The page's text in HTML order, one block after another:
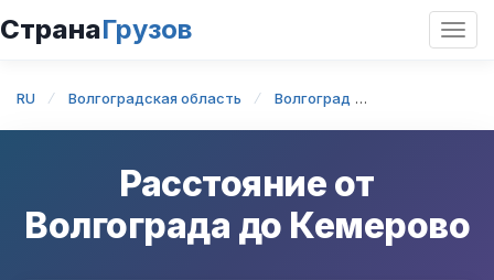
СтранаГрузов
RU Волгоградская область Волгоград
Расстояние от
Волгограда до Кемерово